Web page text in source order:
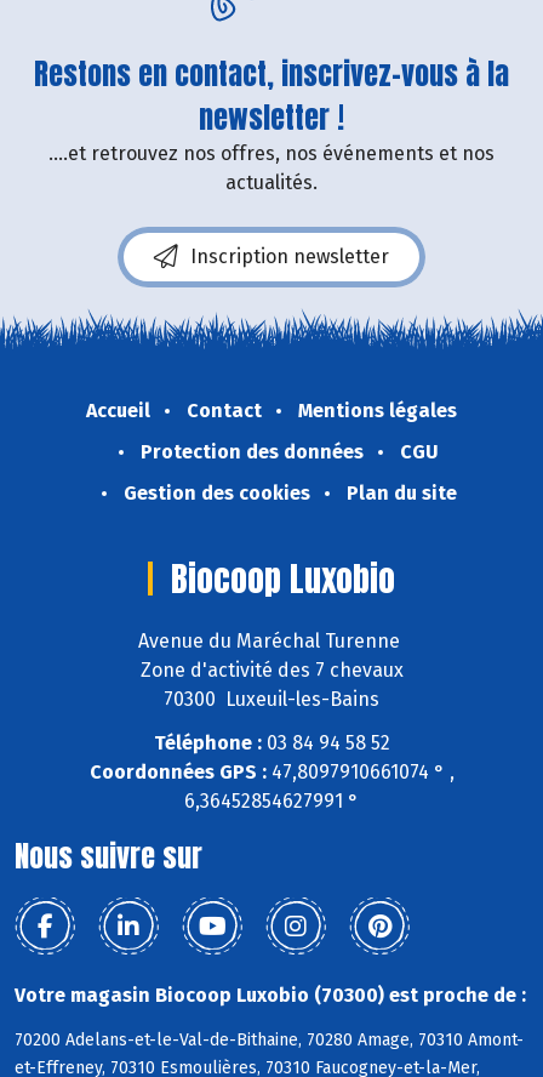
Restons en contact, inscrivez-vous à la
newsletter !
....et retrouvez nos offres, nos événements et nos
actualités.
Inscription newsletter
Accueil Contact
Mentions légales
Protection des données
CGU
Gestion des cookies
Plan du site
Biocoop Luxobio
Avenue du Maréchal Turenne
Zone d'activité des 7 chevaux
70300 Luxeuil-les-Bains
Téléphone :03 84 94 58 52
Coordonnées GPS :47,8097910661074 ° ,
6,36452854627991 °
Nous suivre sur
Votre magasin Biocoop Luxobio (70300) est proche de :
70200 Adelans-et-le-Val-de-Bithaine, 70280 Amage, 70310 Amont-
et-Effreney, 70310 Esmoulières, 70310 Faucogney-et-la-Mer,